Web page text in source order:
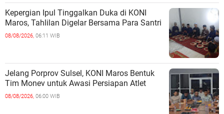
Kepergian Ipul Tinggalkan Duka di KONI
Maros, Tahlilan Digelar Bersama Para Santri
08/08/2026, 06:11 WIB
Jelang Porprov Sulsel, KONI Maros Bentuk
Tim Monev untuk Awasi Persiapan Atlet
08/08/2026, 06:00 WIB